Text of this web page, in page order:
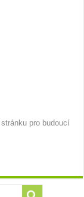
pro budoucí